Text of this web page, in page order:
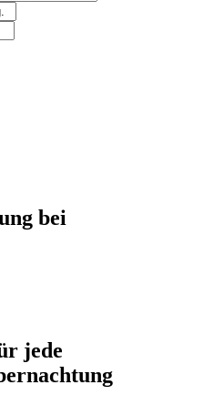
bei
jede